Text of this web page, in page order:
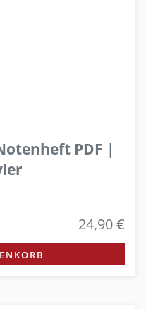
PDF |
24,90 €